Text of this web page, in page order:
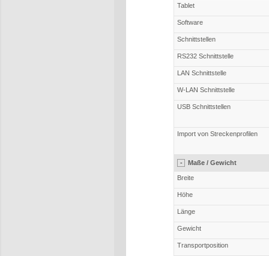
Tablet
Software
Schnittstellen
RS232 Schnittstelle
LAN Schnittstelle
W-LAN Schnittstelle
USB Schnittstellen
Import von Streckenprofilen
- Maße / Gewicht
Breite
Höhe
Länge
Gewicht
Transportposition